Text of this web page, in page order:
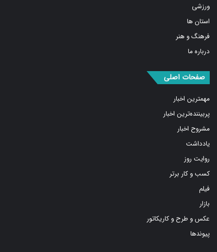
ورزشی
استان ها
فرهنگ و هنر
درباره ما
صفحات اصلی
مهمترین اخبار
پربیننده‌ترین اخبار
مشروح اخبار
یادداشت
روایت روز
کسب و کار برتر
فیلم
بازار
عکس و طرح و کاریکاتور
پیوندها